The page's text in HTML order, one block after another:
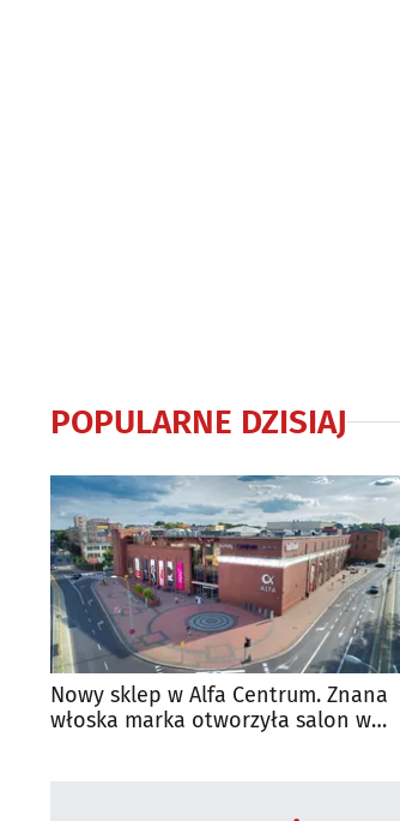
POPULARNE DZISIAJ
Nowy sklep w Alfa Centrum. Znana
włoska marka otworzyła salon w